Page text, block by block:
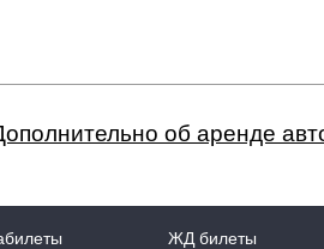
об аренде
ЖД билеты